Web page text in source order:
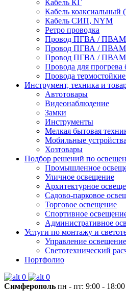
Кабель КГ
Кабель коаксиальный
Кабель СИП, NYM
Ретро проводка
Провод ПГВА / ПВАМ
Провод ПГВА / ПВАМ
Провод ПГВА /
Провода для
Провода
Инструмент, техника и
Автотовары
Видеонаблюдение
Замки
Инструменты
Мелкая бытовая
Мобильные
Хозтовары
Подбор решений по
Промышленное
Уличное освещение
Архитектурное
Садово-парковое
Торговое освещение
Спортивное
Административное
Услуги по монтажу и
Управление
Светотехнический
Портфолио
0
0
Симферополь пн - пт: 9:00 - 18:00